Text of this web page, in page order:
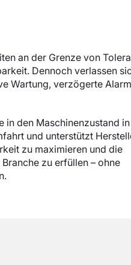
an der Grenze von
Dennoch verlassen
Wartung, verzögerte
den Maschinenzustand
und unterstützt
zu maximieren und die
zu erfüllen – ohne